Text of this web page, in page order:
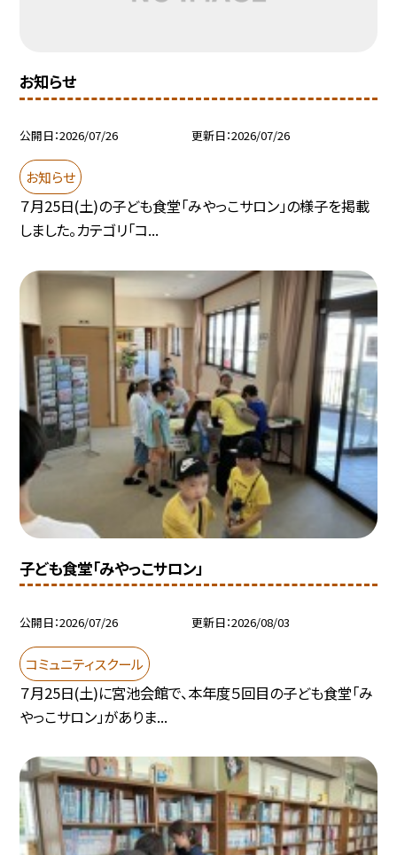
お知らせ
公開日 2026/07/26 更新日 2026/07/26
お知らせ
７月25日(土)の子ども食堂「みやっこサロン」の様子を掲載
しました。カテゴリ「コ...
子ども食堂「みやっこサロン」
公開日 2026/07/26 更新日 2026/08/03
コミュニティスクール
７月25日(土)に宮池会館で、本年度５回目の子ども食堂「み
やっこサロン」がありま...